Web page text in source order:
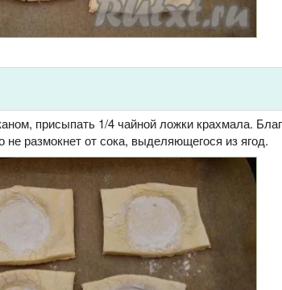
присыпать 1/4 чайной ложки крахмала.
не размокнет от сока, выделяющегося из ягод.